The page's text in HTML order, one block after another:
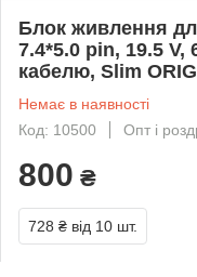
Блок живлення
7.4*5.0 pin, 19.5 V,
кабелю, Slim ORIG
Немає в наявності
Код: 10500
Опт і
800 ₴
728 ₴ від 10 шт.